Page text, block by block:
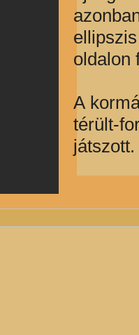
oldalon
A
térült-